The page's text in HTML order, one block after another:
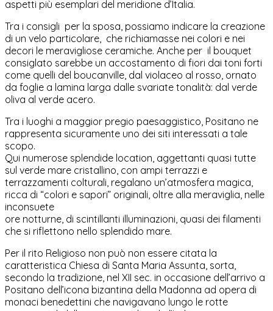
aspetti più esemplari del meridione d’Italia.
Tra i consigli per la sposa, possiamo indicare la creazione
di un velo particolare, che richiamasse nei colori e nei
decori le meravigliose ceramiche. Anche per il bouquet
consiglato sarebbe un accostamento di fiori dai toni forti
come quelli del boucanville, dal violaceo al rosso, ornato
da foglie a lamina larga dalle svariate tonalità: dal verde
oliva al verde acero.
Tra i luoghi a maggior pregio paesaggistico, Positano ne
rappresenta sicuramente uno dei siti interessati a tale
scopo.
Qui numerose splendide location, aggettanti quasi tutte
sul verde mare cristallino, con ampi terrazzi e
terrazzamenti colturali, regalano un’atmosfera magica,
ricca di “colori e sapori” originali, oltre alla meraviglia, nelle
inconsuete
ore notturne, di scintillanti illuminazioni, quasi dei filamenti
che si riflettono nello splendido mare.
Per il rito Religioso non può non essere citata la
caratteristica Chiesa di Santa Maria Assunta, sorta,
secondo la tradizione, nel XII sec. in occasione dell’arrivo a
Positano dell’icona bizantina della Madonna ad opera di
monaci benedettini che navigavano lungo le rotte